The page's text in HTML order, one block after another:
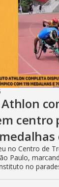
centro
no Centro de
Paulo,
no